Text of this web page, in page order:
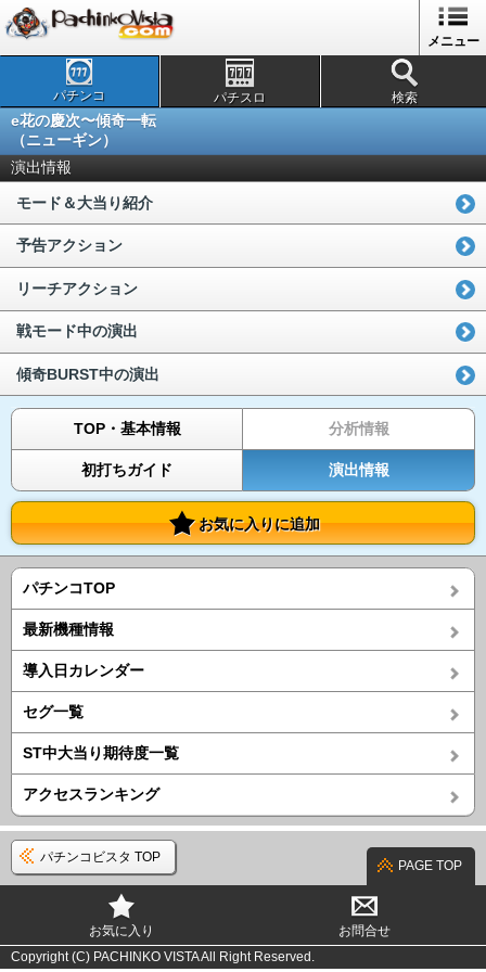
メニュー
パチンコ パチスロ 検索
e花の慶次〜傾奇一転
（ニューギン）
演出情報
モード＆大当り紹介
予告アクション
リーチアクション
戦モード中の演出
傾奇BURST中の演出
TOP・基本情報 分析情報
初打ちガイド 演出情報
お気に入りに追加
パチンコTOP
最新機種情報
導入日カレンダー
セグ一覧
ST中大当り期待度一覧
アクセスランキング
パチンコビスタ TOP
PAGE TOP
お気に入り
お問合せ
Copyright (C) PACHINKO VISTA All Right Reserved.